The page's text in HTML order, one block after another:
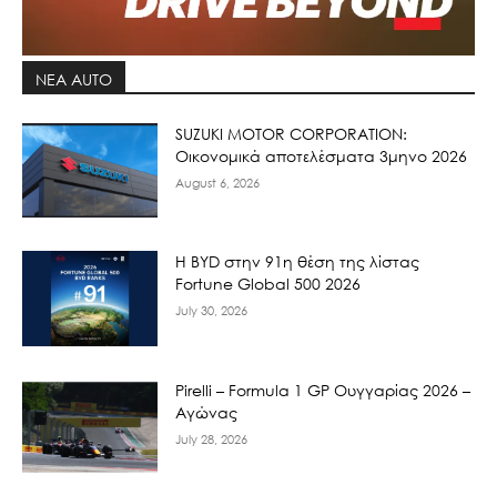
ΝΕΑ AUTO
SUZUKI MOTOR CORPORATION:
Οικονομικά αποτελέσματα 3μηνο 2026
August 6, 2026
Η BYD στην 91η θέση της λίστας
Fortune Global 500 2026
July 30, 2026
Pirelli – Formula 1 GP Ουγγαρίας 2026 –
Αγώνας
July 28, 2026